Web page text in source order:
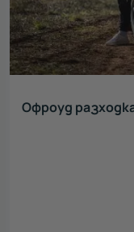
Офроуд